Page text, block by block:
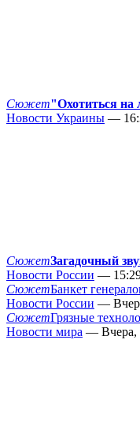
Сюжет"Охотиться на
Новости Украины —
СюжетЗагадочный
Новости России —
СюжетБанкет
Новости России —
СюжетГрязные
Новости мира — Вчера,